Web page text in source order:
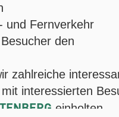
und Fernverkehr
den
zahlreiche
interessierten
einholten.